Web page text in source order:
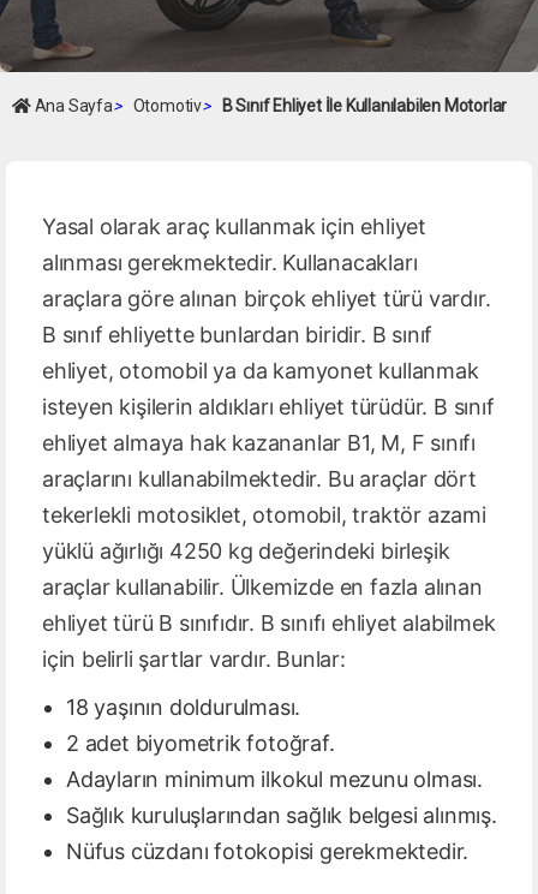
Ana Sayfa> Otomotiv> B Sınıf Ehliyet İle Kullanılabilen Motorlar
Yasal olarak araç kullanmak için ehliyet
alınması gerekmektedir. Kullanacakları
araçlara göre alınan birçok ehliyet türü vardır.
B sınıf ehliyette bunlardan biridir. B sınıf
ehliyet, otomobil ya da kamyonet kullanmak
isteyen kişilerin aldıkları ehliyet türüdür. B sınıf
ehliyet almaya hak kazananlar B1, M, F sınıfı
araçlarını kullanabilmektedir. Bu araçlar dört
tekerlekli motosiklet, otomobil, traktör azami
yüklü ağırlığı 4250 kg değerindeki birleşik
araçlar kullanabilir. Ülkemizde en fazla alınan
ehliyet türü B sınıfıdır. B sınıfı ehliyet alabilmek
için belirli şartlar vardır. Bunlar:
18 yaşının doldurulması.
2 adet biyometrik fotoğraf.
Adayların minimum ilkokul mezunu olması.
Sağlık kuruluşlarından sağlık belgesi alınmış.
Nüfus cüzdanı fotokopisi gerekmektedir.